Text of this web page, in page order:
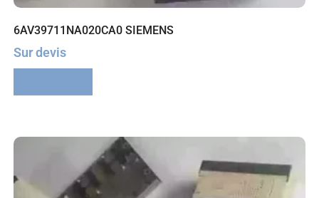
6AV39711NA020CA0 SIEMENS
Sur devis